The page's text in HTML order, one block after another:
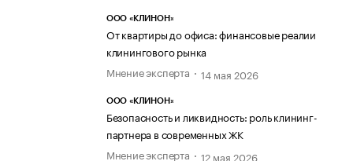
ООО «КЛИНОН»
От квартиры до офиса: финансовые реалии
клинингового рынка
Мнение эксперта
14 мая 2026
ООО «КЛИНОН»
Безопасность и ликвидность: роль клининг-
партнера в современных ЖК
Мнение эксперта
12 мая 2026